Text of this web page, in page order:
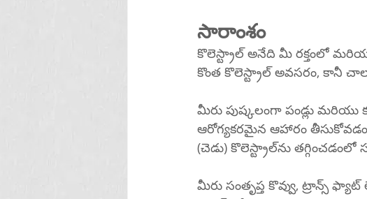
సారాంశం
కొలెస్ట్రాల్ అనేది మీ రక్తంలో
కొంత కొలెస్ట్రాల్ అవసరం, కానీ
మీరు పుష్కలంగా పండ్లు
ఆరోగ్యకరమైన ఆహారం
మీరు సంతృప్త కొవ్వు, ట్రాన్స్ ఫ్యాట్ లేదా డైటరీ కొలెస్ట్రాల్‌లో